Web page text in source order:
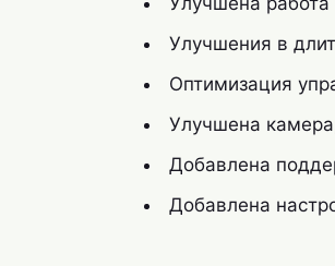
Улучшения в
Оптимизация
Улучшена
Добавлена
Добавлена